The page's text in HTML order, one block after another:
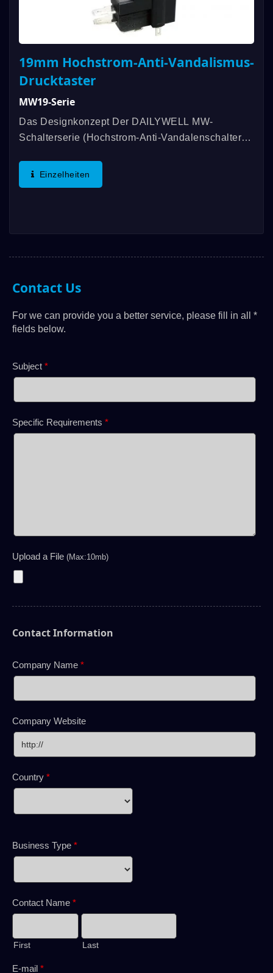
19mm Hochstrom-Anti-Vandalismus-
Drucktaster
MW19-Serie
Das Designkonzept Der DAILYWELL MW-
Schalterserie (Hochstrom-Anti-Vandalenschalter)
Vandalenschalterserie Und Deren
Lastanwendungen Nur Bis 5A/250VAC. Die
Einzelheiten